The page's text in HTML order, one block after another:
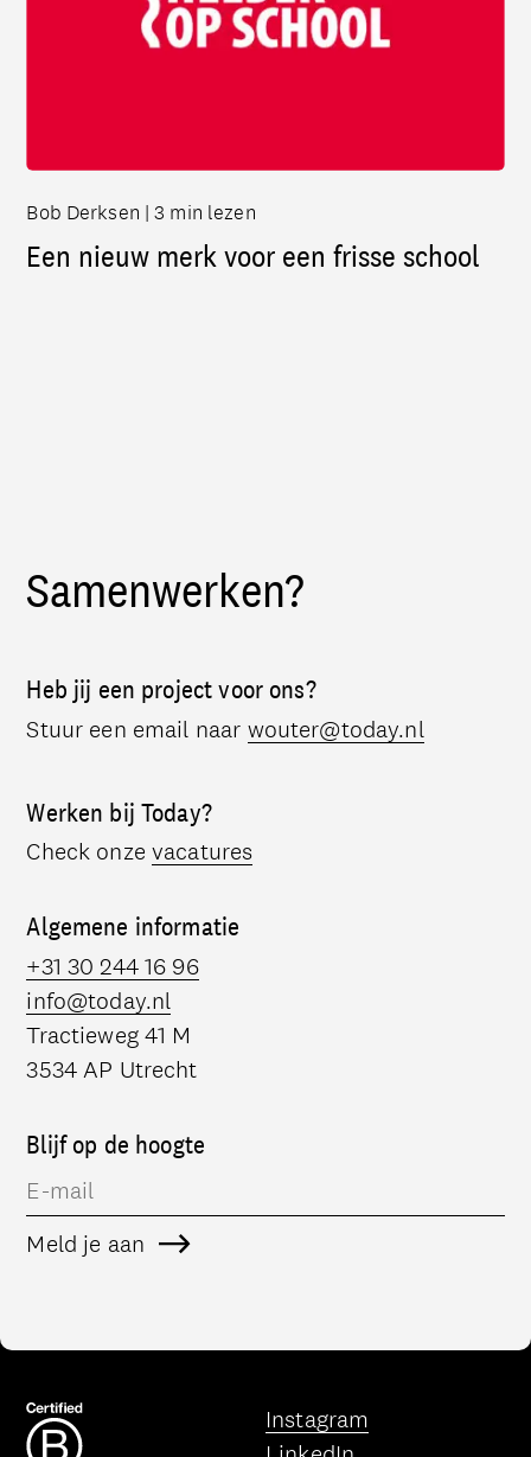
Bob Derksen | 3 min lezen
Een nieuw merk voor een frisse school
Samenwerken?
Heb jij een project voor ons?
Stuur een email naar wouter@today.nl
Werken bij Today?
Check onzevacatures
Algemene informatie
+31 30 244 16 96
info@today.nl
Tractieweg 41 M
3534 AP Utrecht
Blijf op de hoogte
Meld je aan
Deze link opent in een
Instagram